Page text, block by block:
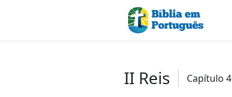
II Reis Capítulo 4